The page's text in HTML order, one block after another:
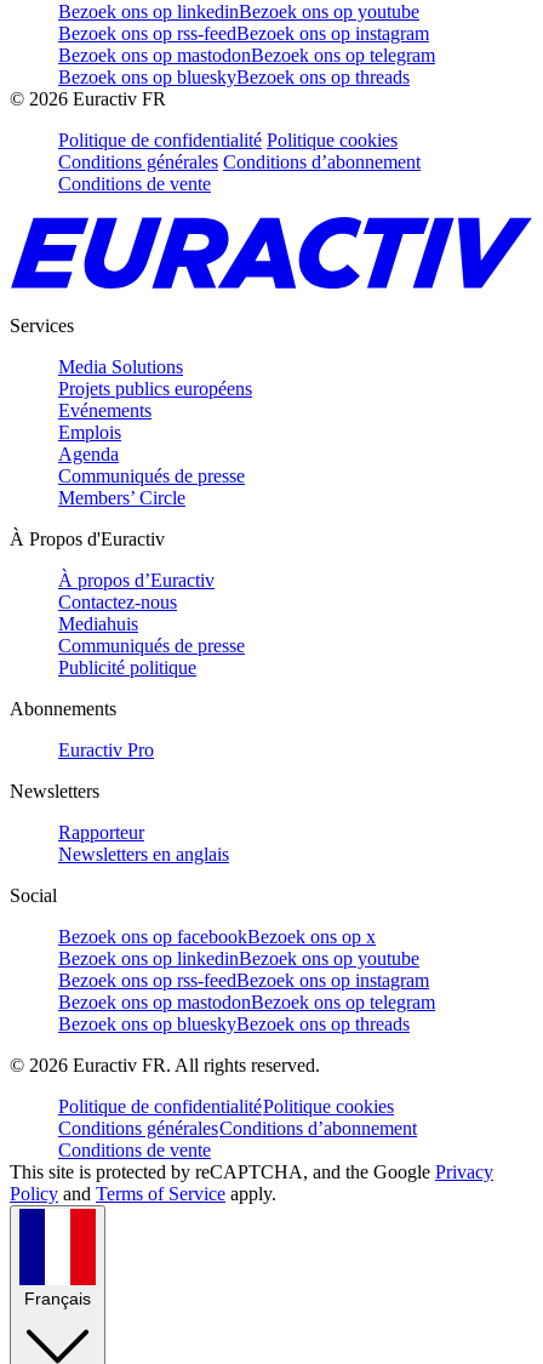
Bezoek ons op linkedinBezoek ons op youtube
Bezoek ons op rss-feedBezoek ons op instagram
Bezoek ons op mastodonBezoek ons op telegram
Bezoek ons op blueskyBezoek ons op threads
© 2026 Euractiv FR
Politique de confidentialité Politique cookies
Conditions générales Conditions d’abonnement
Conditions de vente
Services
Media Solutions
Projets publics européens
Evénements
Emplois
Agenda
Communiqués de presse
Members’ Circle
À Propos d'Euractiv
À propos d’Euractiv
Contactez-nous
Mediahuis
Communiqués de presse
Publicité politique
Abonnements
Euractiv Pro
Newsletters
Rapporteur
Newsletters en anglais
Social
Bezoek ons op facebookBezoek ons op x
Bezoek ons op linkedinBezoek ons op youtube
Bezoek ons op rss-feedBezoek ons op instagram
Bezoek ons op mastodonBezoek ons op telegram
Bezoek ons op blueskyBezoek ons op threads
© 2026 Euractiv FR. All rights reserved.
Politique de confidentialitéPolitique cookies
Conditions généralesConditions d’abonnement
Conditions de vente
This site is protected by reCAPTCHA, and the Google Privacy
Policy and Terms of Service apply.
Français